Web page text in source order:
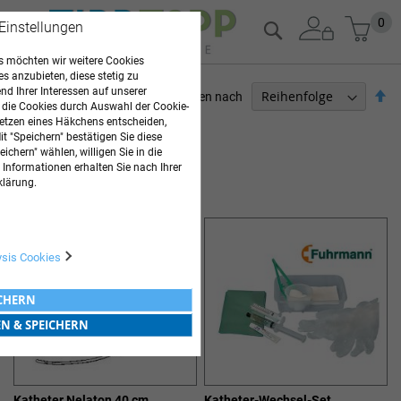
Zum
Inhalt
0
Suche
2Elemente
Sortieren nach
KATHETER
PFLEGEBEDARF
möchten wir weitere Cookies
anzubieten, diese stetig zu
Ihrer Interessen auf unserer
Cookies durch Auswahl der Cookie-
eines Häkchens entscheiden,
"Speichern" bestätigen Sie diese
wählen, willigen Sie in die
erhalten Sie nach Ihrer
Cookies
& SPEICHERN